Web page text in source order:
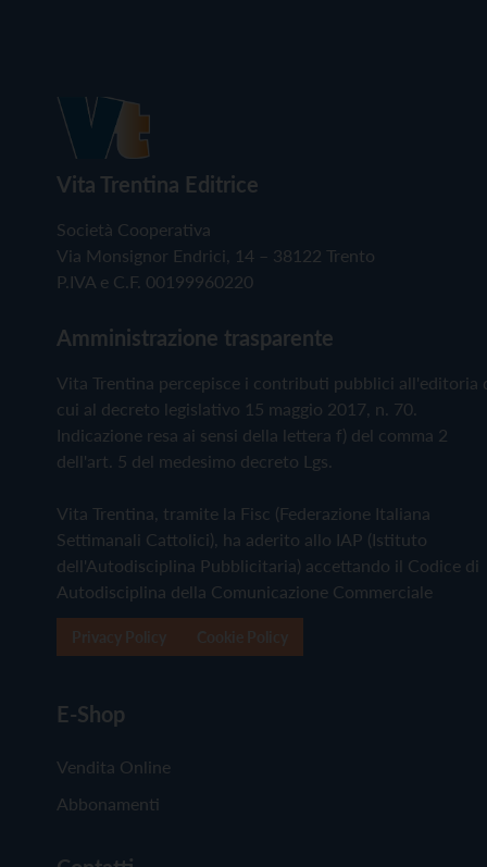
Vita Trentina Editrice
Società Cooperativa
Via Monsignor Endrici, 14 – 38122 Trento
P.IVA e C.F. 00199960220
Amministrazione trasparente
Vita Trentina percepisce i contributi pubblici all'editoria
cui al decreto legislativo 15 maggio 2017, n. 70.
Indicazione resa ai sensi della lettera f) del comma 2
dell'art. 5 del medesimo decreto Lgs.
Vita Trentina, tramite la Fisc (Federazione Italiana
Settimanali Cattolici), ha aderito allo IAP (Istituto
dell'Autodisciplina Pubblicitaria) accettando il Codice di
Autodisciplina della Comunicazione Commerciale
E-Shop
Vendita Online
Abbonamenti